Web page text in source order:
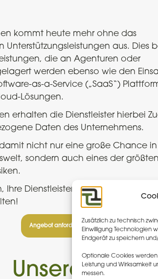
Zusätzlich zu technisch
Einwilligung Technologien
Endgerät zu speichern
Optionale Cookies
Leistung und Wirksamkeit
messen.
kommt heute mehr ohne das
Unterstützungsleistungen aus. Dies
die an Agenturen oder
werden ebenso wie den
as-a-Service („SaaS“)
Lösungen.
erhalten die Dienstleister hierbei
Daten des Unternehmens.
nicht nur eine große Chance
sondern auch eines der größten
Ihre Dienstleister und Outsourcing-
Angebot anfordern.
Unsere